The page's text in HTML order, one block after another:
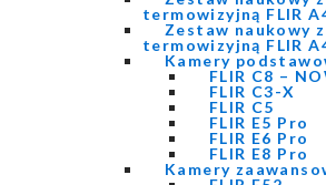
termowizyjną FLIR
Zestaw naukowy
termowizyjną FLIR
Kamery
FLIR C8 –
FLIR C3-X
FLIR C5
FLIR E5 Pro
FLIR E6 Pro
FLIR E8 Pro
Kamery